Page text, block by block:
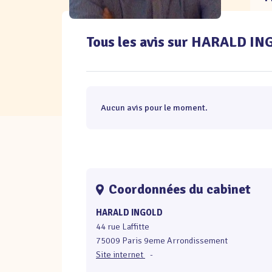
Tous les avis sur HARALD
Aucun avis pour le moment.
Coordonnées du cabinet
HARALD INGOLD
44 rue Laffitte
75009 Paris 9eme Arrondissement
Site internet
-